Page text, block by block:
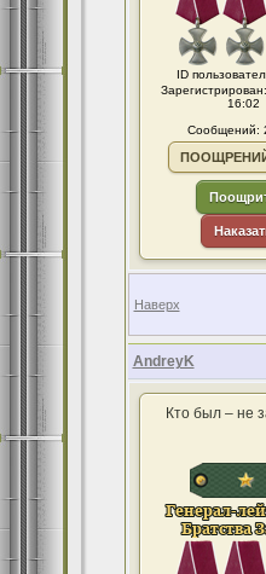
ID
16:02
Сообщений:
Наверх
AndreyK
Кто был – не